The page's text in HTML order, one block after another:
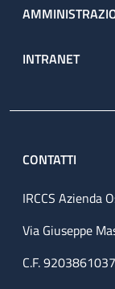
INTRANET
CONTATTI
IRCCS Azienda
Via Giuseppe
C.F.